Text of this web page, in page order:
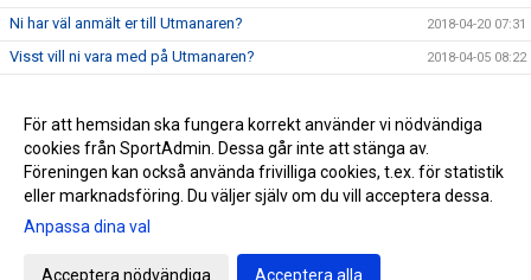
Ni har väl anmält er till Utmanaren? 2018-04-20 07:31
Visst vill ni vara med på Utmanaren? 2018-04-05 08:22
Sportlov vecka 9 2018-02-23 15:42
Grattis Marie! 2017-11-28 12:38
Gå till Webbversion
För att hemsidan ska fungera korrekt använder vi nödvändiga
cookies från SportAdmin. Dessa går inte att stänga av.
Föreningen kan också använda frivilliga cookies, t.ex. för statistik
eller marknadsföring. Du väljer själv om du vill acceptera dessa.
Anpassa dina val
Acceptera nödvändiga Acceptera alla